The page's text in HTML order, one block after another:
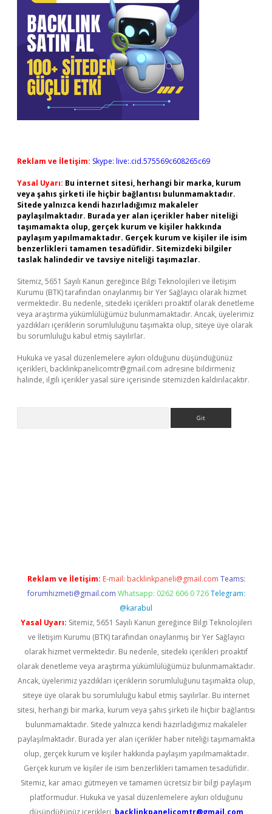
Reklam ve İletişim: Skype: live:.cid.575569c608265c69
Yasal Uyarı: Bu internet sitesi, herhangi bir marka, kurum
veya şahıs şirketi ile hiçbir bağlantısı bulunmamaktadır.
Sitede yalnızca kendi hazırladığımız makaleler
paylaşılmaktadır. Burada yer alan içerikler haber niteliği
taşımamakta olup, gerçek kurum ve kişiler hakkında
paylaşım yapılmamaktadır. Gerçek kurum ve kişiler ile isim
benzerlikleri tamamen tesadüfidir. Sitemizdeki bilgiler
taslak halindedir ve tavsiye niteliği taşımazlar.
Sitemiz, 5651 Sayılı Kanun gereğince Bilgi Teknolojileri ve İletişim
Kurumu (BTK) tarafından onaylanmış bir Yer Sağlayıcı olarak hizmet
vermektedir. Bu nedenle, sitedeki içerikleri proaktif olarak denetleme
veya araştırma yükümlülüğümüz bulunmamaktadır. Ancak, üyelerimiz
yazdıkları içeriklerin sorumluluğunu taşımakta olup, siteye üye olarak
bu sorumluluğu kabul etmiş sayılırlar.
Hukuka ve yasal düzenlemelere aykırı olduğunu düşündüğünüz
içerikleri, backlinkpanelicomtr@gmail.com adresine bildirmeniz
halinde, ilgili içerikler yasal süre içerisinde sitemizden kaldırılacaktır.
Reklam ve İletişim: E-mail: backlinkpaneli@gmail.com Teams:
forumhizmeti@gmail.com Whatsapp: 0262 606 0 726 Telegram:
@karabul
Yasal Uyarı: Sitemiz, 5651 Sayılı Kanun gereğince Bilgi Teknolojileri
ve İletişim Kurumu (BTK) tarafından onaylanmış bir Yer Sağlayıcı
olarak hizmet vermektedir. Bu nedenle, sitedeki içerikleri proaktif
olarak denetleme veya araştırma yükümlülüğümüz bulunmamaktadır.
Ancak, üyelerimiz yazdıkları içeriklerin sorumluluğunu taşımakta olup,
siteye üye olarak bu sorumluluğu kabul etmiş sayılırlar. Bu internet
sitesi, herhangi bir marka, kurum veya şahıs şirketi ile hiçbir bağlantısı
bulunmamaktadır. Sitede yalnızca kendi hazırladığımız makaleler
paylaşılmaktadır. Burada yer alan içerikler haber niteliği taşımamakta
olup, gerçek kurum ve kişiler hakkında paylaşım yapılmamaktadır.
Gerçek kurum ve kişiler ile isim benzerlikleri tamamen tesadüfidir.
Sitemiz, kar amacı gütmeyen ve tamamen ücretsiz bir bilgi paylaşım
platformudur. Hukuka ve yasal düzenlemelere aykırı olduğunu
düşündüğünüz içerikleri, backlinkpanelicomtr@gmail.com